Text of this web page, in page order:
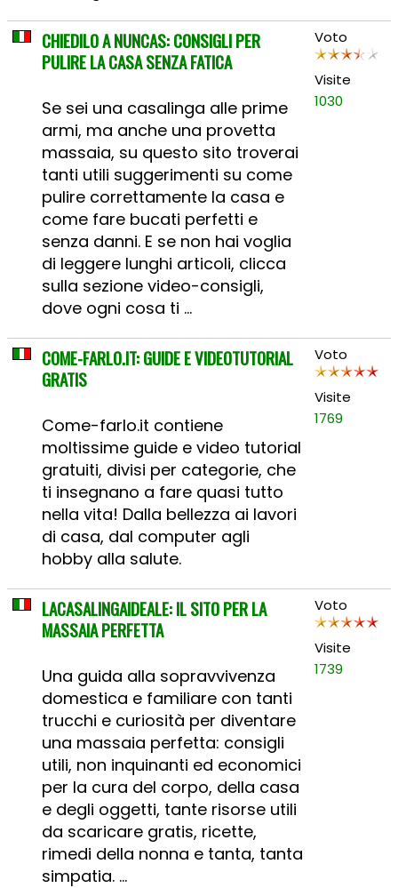
CHIEDILO A NUNCAS: CONSIGLI PER
PULIRE LA CASA SENZA FATICA
Se sei una casalinga alle prime
armi, ma anche una provetta
massaia, su questo sito troverai
tanti utili suggerimenti su come
pulire correttamente la casa e
come fare bucati perfetti e
senza danni. E se non hai voglia
di leggere lunghi articoli, clicca
sulla sezione video-consigli,
dove ogni cosa ti ...
Voto
Visite
1030
COME-FARLO.IT: GUIDE E VIDEOTUTORIAL
GRATIS
Come-farlo.it contiene
moltissime guide e video tutorial
gratuiti, divisi per categorie, che
ti insegnano a fare quasi tutto
nella vita! Dalla bellezza ai lavori
di casa, dal computer agli
hobby alla salute.
Voto
Visite
1769
LACASALINGAIDEALE: IL SITO PER LA
MASSAIA PERFETTA
Una guida alla sopravvivenza
domestica e familiare con tanti
trucchi e curiosità per diventare
una massaia perfetta: consigli
utili, non inquinanti ed economici
per la cura del corpo, della casa
e degli oggetti, tante risorse utili
da scaricare gratis, ricette,
rimedi della nonna e tanta, tanta
simpatia. ...
Voto
Visite
1739